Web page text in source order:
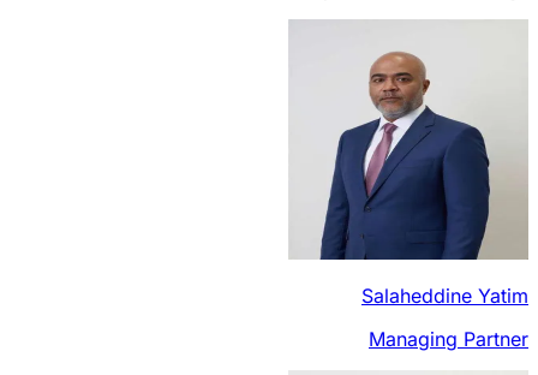
Salaheddine Yatim
Managing Partner